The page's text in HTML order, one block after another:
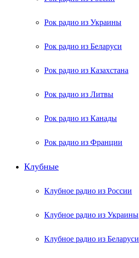
Рок радио из Украины
Рок радио из Беларуси
Рок радио из Казахстана
Рок радио из Литвы
Рок радио из Канады
Рок радио из Франции
Клубные
Клубное радио из России
Клубное радио из Украины
Клубное радио из Беларуси